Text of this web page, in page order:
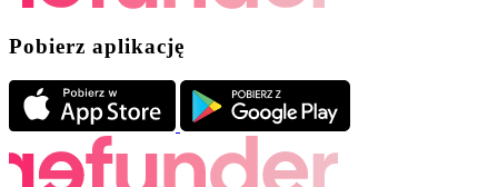
Pobierz aplikację